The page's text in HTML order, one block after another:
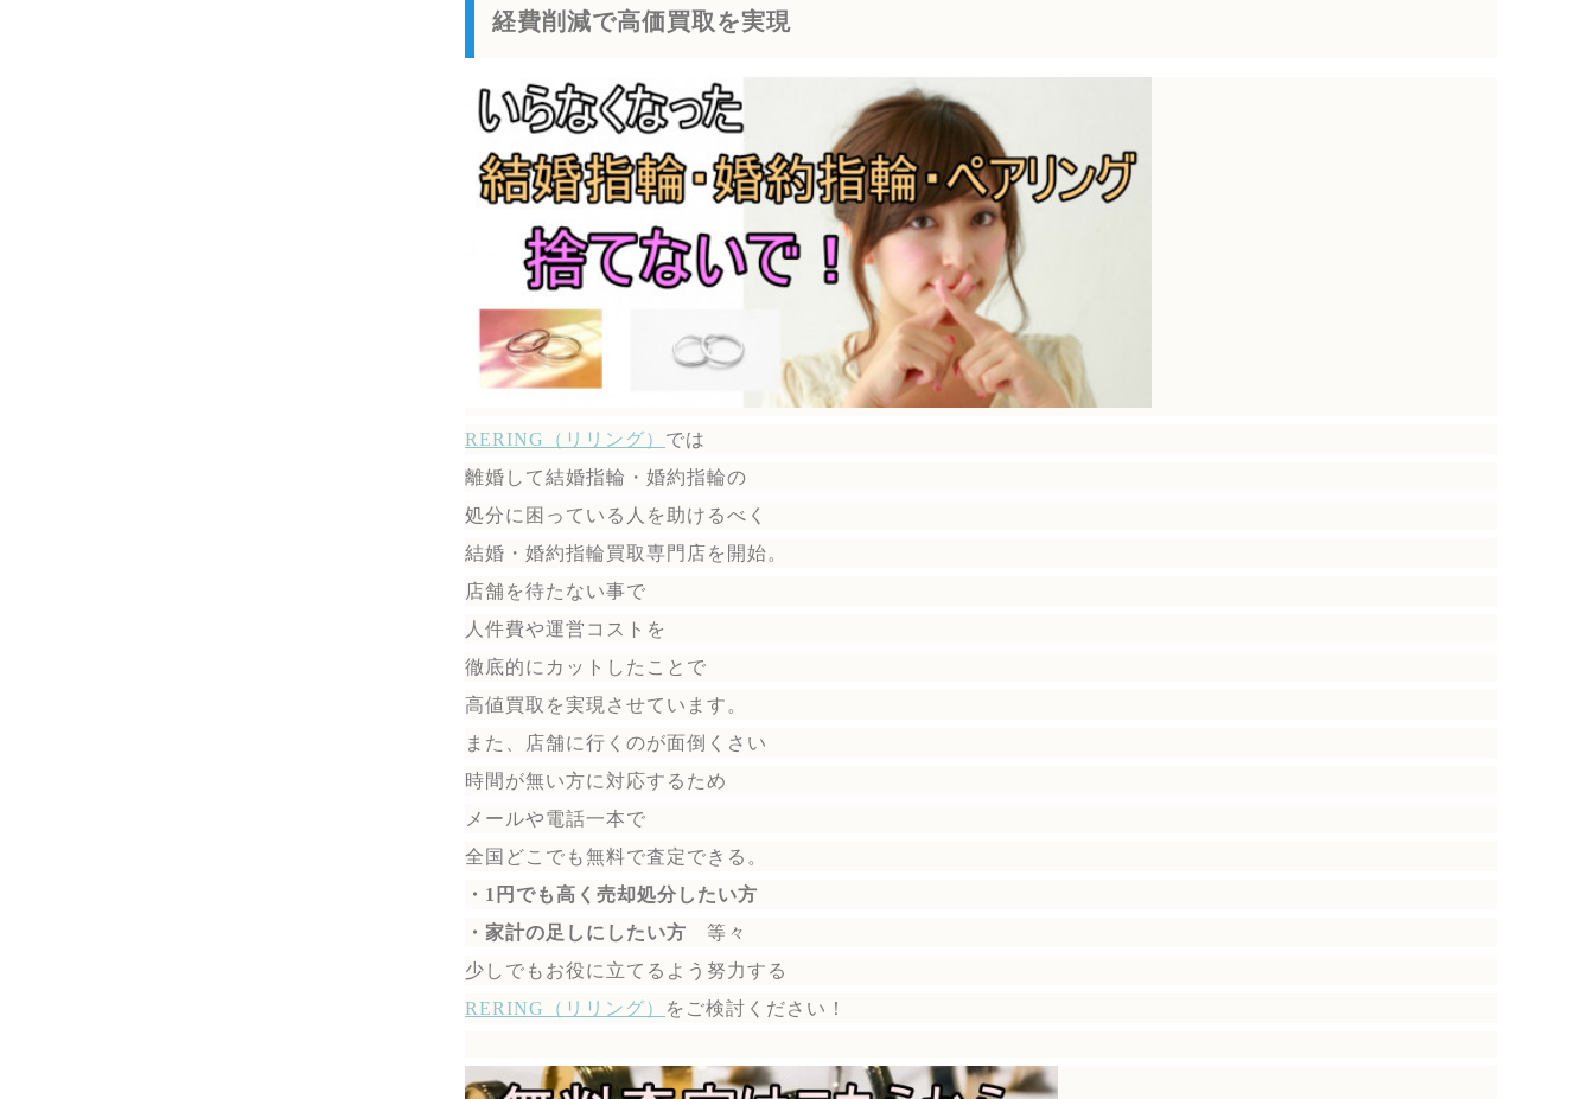
経費削減で高価買取を実現
RERING（リリング） では
離婚して結婚指輪・婚約指輪の
処分に困っている人を助けるべく
結婚・婚約指輪買取専門店を開始。
店舗を待たない事で
人件費や運営コストを
徹底的にカットしたことで
高値買取を実現させています。
また、店舗に行くのが面倒くさい
時間が無い方に対応するため
メールや電話一本で
全国どこでも無料で査定できる。
・1円でも高く売却処分したい方
・家計の足しにしたい方 等々
少しでもお役に立てるよう努力する
RERING（リリング）
を ご検討ください！